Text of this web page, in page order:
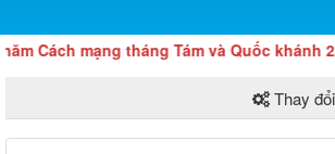
Cách mạng tháng Tám và Quốc khánh 2/9
Thay